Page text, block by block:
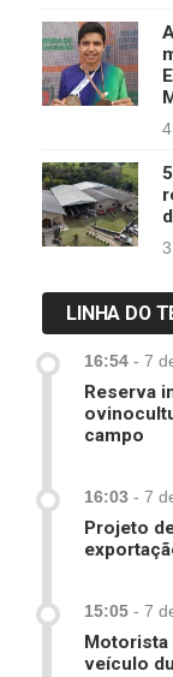
LINHA DO
16:54 - 7
Reserva
campo
16:03 - 7
Projeto
15:05 - 7
Motorista
veículo